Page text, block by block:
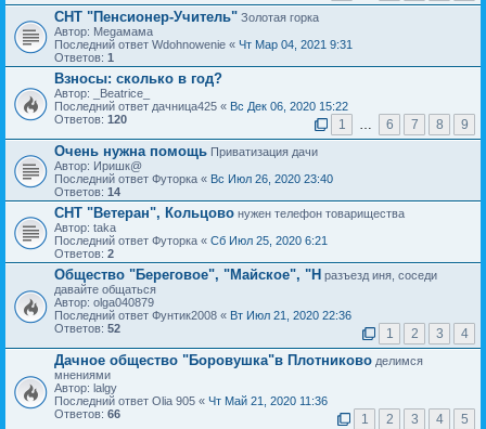
СНТ "Пенсионер-Учитель" Золотая горка
Автор: Megaмама
Последний ответ Wdohnowenie « Чт Мар 04, 2021 9:31
Ответов: 1
Взносы: сколько в год?
Автор: _Beatrice_
Последний ответ дачница425 « Вс Дек 06, 2020 15:22
Ответов: 120 1 … 6 7 8 9
Очень нужна помощь Приватизация дачи
Автор: Иришк@
Последний ответ Футорка « Вс Июл 26, 2020 23:40
Ответов: 14
СНТ "Ветеран", Кольцово нужен телефон товарищества
Автор: taka
Последний ответ Футорка « Сб Июл 25, 2020 6:21
Ответов: 2
Общество "Береговое", "Майское", "Н разъезд иня, соседи
давайте общаться
Автор: olga040879
Последний ответ Фунтик2008 « Вт Июл 21, 2020 22:36
Ответов: 52 1 2 3 4
Дачное общество "Боровушка"в Плотниково делимся
мнениями
Автор: lalgy
Последний ответ Olia 905 « Чт Май 21, 2020 11:36
Ответов: 66 1 2 3 4 5